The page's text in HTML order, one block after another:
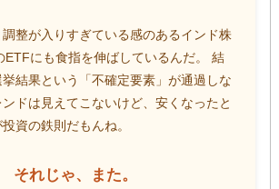
整が入りすぎている感のあるインド株
ETFにも食指を伸ばしているんだ。 結
結果という「不確定要素」が通過しな
ドは見えてこないけど、安くなったと
資の鉄則だもんね。
それじゃ、また。